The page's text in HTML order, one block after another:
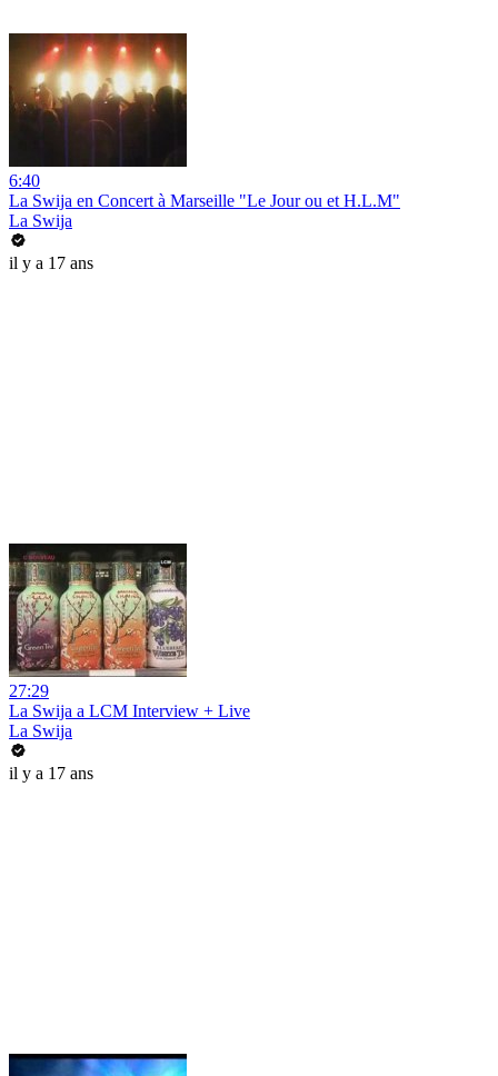
6:40
La Swija en Concert à Marseille "Le Jour ou et H.L.M"
La Swija
il y a 17 ans
27:29
La Swija a LCM Interview + Live
La Swija
il y a 17 ans